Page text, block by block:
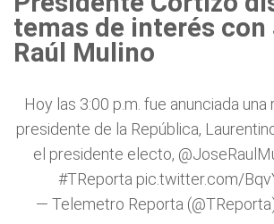
temas de interés con
Raúl Mulino
Hoy las 3:00 p.m. fue anunciada una
presidente de la República,
el presidente electo,
#TReporta pic.twitter.com/
— Telemetro Reporta